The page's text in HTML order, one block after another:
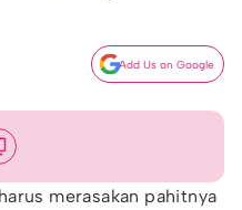
Add Us on Google
merasakan pahitnya